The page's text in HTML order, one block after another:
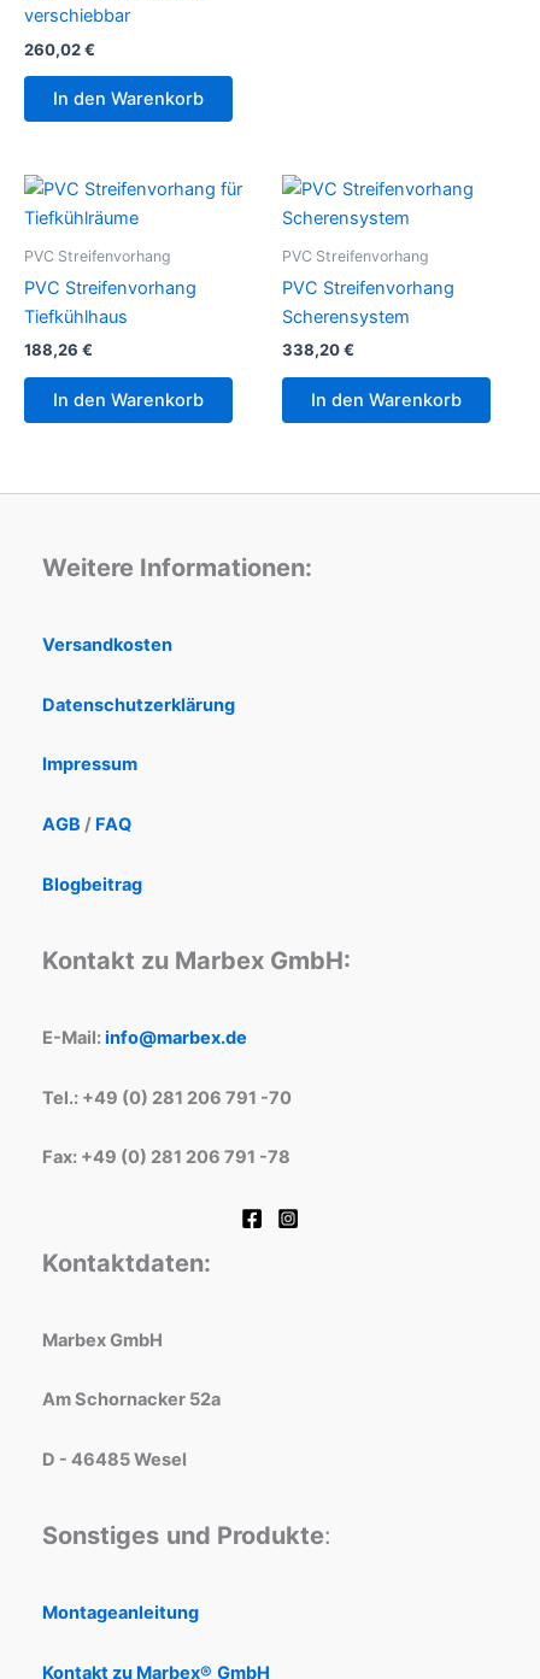
verschiebbar
260,02€
In den Warenkorb
PVC Streifenvorhang
PVC Streifenvorhang
Tiefkühlhaus
188,26 €
In den Warenkorb
PVC Streifenvorhang
PVC Streifenvorhang
Scherensystem
338,20€
In den Warenkorb
Weitere Informationen:
Versandkosten
Datenschutzerklärung
Impressum
AGB / FAQ
Blogbeitrag
Kontakt zu Marbex GmbH:
E-Mail:info@marbex.de
Tel.: +49 (0) 281 206 791 -70
Fax: +49 (0) 281 206 791 -78
Kontaktdaten:
Marbex GmbH
Am Schornacker 52a
D - 46485 Wesel
Sonstiges und Produkte:
Montageanleitung
Kontakt zu Marbex® GmbH